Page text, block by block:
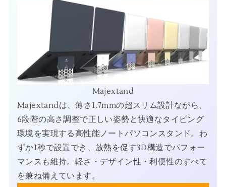
Majextand
Majextandは、薄さ1.7mmの超スリム設計ながら、
6段階の高さ調整で正しい姿勢と快適なタイピング
環境を実現する高性能ノートパソコンスタンド。わ
ずか1秒で設置でき、放熱を促す3D構造でパフォー
マンスも維持。軽さ・デザイン性・利便性のすべて
を兼ね備えています。